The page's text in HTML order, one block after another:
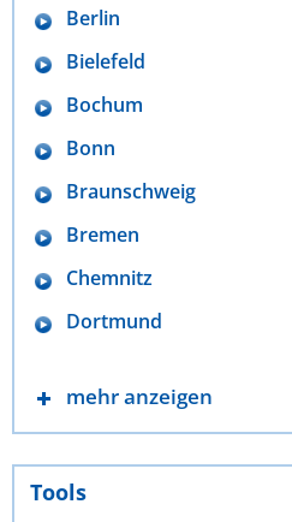
Berlin
Bielefeld
Bochum
Bonn
Braunschweig
Bremen
Chemnitz
Dortmund
mehr anzeigen
Tools